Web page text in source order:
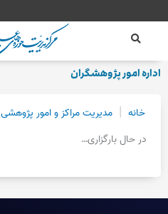
به
اداره امور پژوهشگران
خانه | مدیریت مراکز و امور پژوهشی
در حال بارگزاری…